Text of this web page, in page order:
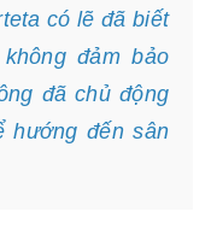
có lẽ đã biết
đảm bảo
đã chủ động
hướng đến sân